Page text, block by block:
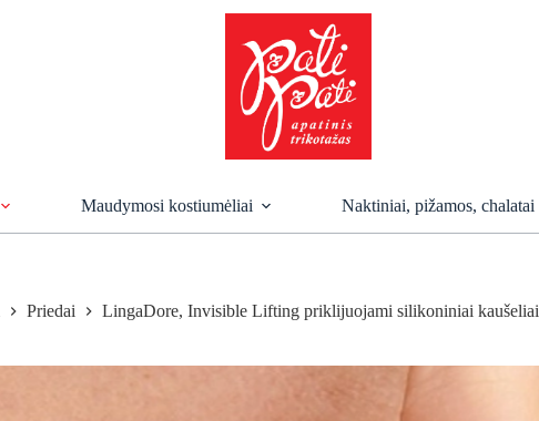
Maudymosi kostiumėliai Naktiniai, pižamos, chalatai
Priedai LingaDore, Invisible Lifting priklijuojami silikoniniai kaušeliai